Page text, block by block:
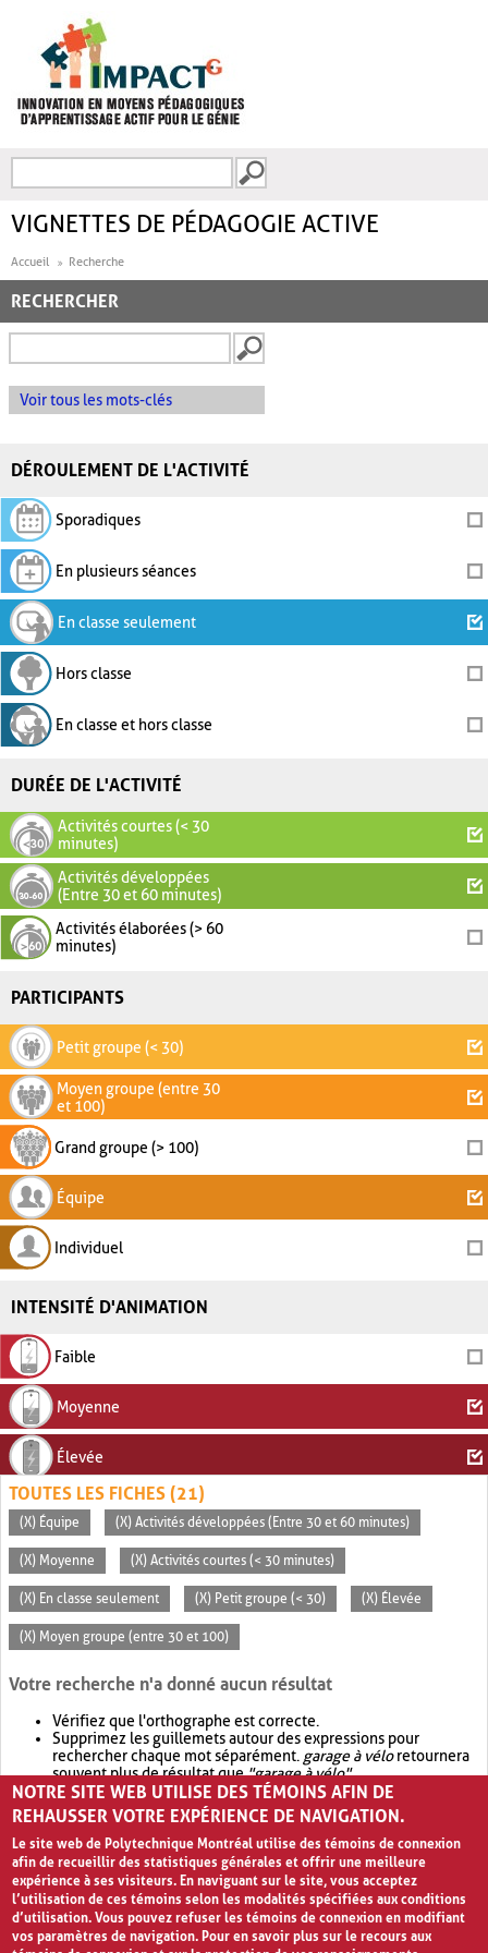
FORMULAIRE DE
VIGNETTES DE PÉDAGOGIE ACTIVE
Accueil Recherche
RECHERCHER
Voir tous les mots-clés
DÉROULEMENT DE L'ACTIVITÉ
Sporadiques
En plusieurs séances
En classe seulement
Hors classe
En classe et hors classe
DURÉE DE L'ACTIVITÉ
Activités courtes (< 30
minutes)
Activités développées
(Entre 30 et 60 minutes)
Activités élaborées (> 60
minutes)
PARTICIPANTS
Petit groupe (< 30)
Moyen groupe (entre 30
et 100)
Grand groupe (> 100)
Équipe
Individuel
INTENSITÉ D'ANIMATION
Faible
Moyenne
Élevée
TOUTES LES FICHES (21)
(X) Équipe (X) Activités développées (Entre 30 et 60 minutes)
(X) Moyenne (X) Activités courtes (< 30 minutes)
(X) En classe seulement (X) Petit groupe (< 30) (X) Élevée
(X) Moyen groupe (entre 30 et 100)
Votre recherche n'a donné aucun résultat
Vérifiez que l'orthographe est correcte.
Supprimez les guillemets autour des expressions pour
rechercher chaque mot séparément. garage à véloretournera
souvent plus de résultat que"garage à vélo".
Envisagez d'élargir votre recherche avec OR.garage OR vélo
retournera souvent plus de résultat quegarage à vélo
NOTRE SITE WEB UTILISE DES TÉMOINS AFIN DE
REHAUSSER VOTRE EXPÉRIENCE DE NAVIGATION.
Le site web de Polytechnique Montréal utilise des témoins de connexion
afin de recueillir des statistiques générales et offrir une meilleure
expérience à ses visiteurs. En naviguant sur le site, vous acceptez
l’utilisation de ces témoins selon les modalités spécifiées aux conditions
d’utilisation. Vous pouvez refuser les témoins de connexion en modifiant
vos paramètres de navigation. Pour en savoir plus sur le recours aux